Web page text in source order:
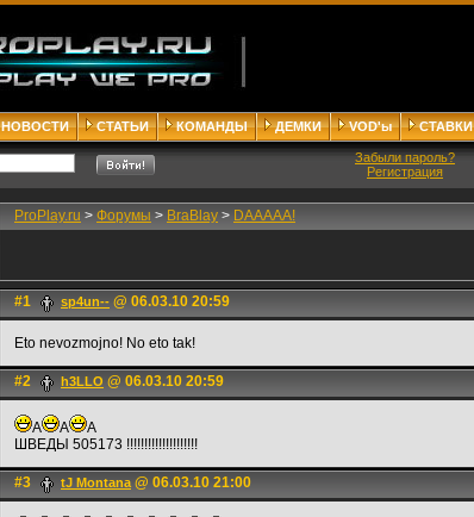
НОВОСТИ СТАТЬИ КОМАНДЫ ДЕМКИ VOD'ы СТАВКИ
Забыли пароль?
Регистрация
ProPlay.ru > Форумы > BraBlay > DAAAAA!
#1 sp4un-- @ 06.03.10 20:59
Eto nevozmojno! No eto tak!
#2 h3LLO @ 06.03.10 20:59
A A
A
ШВЕДЫ 505173 !!!!!!!!!!!!!!!!!!!!
#3 tJ Montana@ 06.03.10 21:00